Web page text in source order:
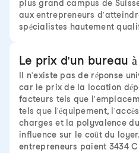
plus grand campus de
aux entrepreneurs
spécialistes hautement
Le prix d'un bureau
Il n'existe pas de réponse
car le prix de la location
facteurs tels que
tels que l'équipement,
charges et la polyvalence
influence sur le coût du
entrepreneurs paient 3434